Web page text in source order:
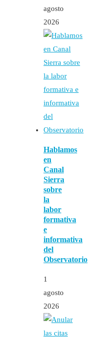
agosto
2026
Hablamos
en
Canal
Sierra
sobre
la
labor
formativa
e
informativa
del
Observatorio
1
agosto
2026